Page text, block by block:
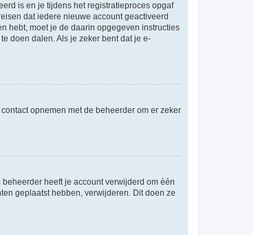
is en je tijdens het registratieproces opgaf
dat iedere nieuwe account geactiveerd
hebt, moet je de daarin opgegeven instructies
doen dalen. Als je zeker bent dat je e-
opnemen met de beheerder om er zeker
heeft je account verwijderd om één
geplaatst hebben, verwijderen. Dit doen ze